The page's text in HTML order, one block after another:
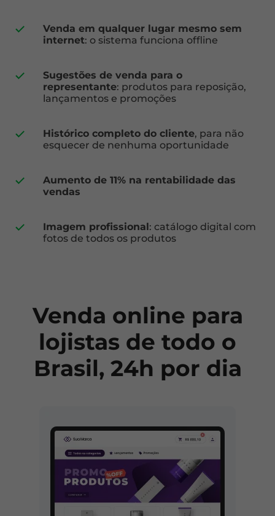
Venda em qualquer lugar mesmo sem
internet: o sistema funciona offline
Sugestões de venda para o
representante: produtos para reposição,
lançamentos e promoções
Histórico completo do cliente, para não
esquecer de nenhuma oportunidade
Aumento de 11% na rentabilidade das
vendas
Imagem profissional : catálogo digital com
fotos de todos os produtos
Venda online para
lojistas de todo o
Brasil, 24h por dia